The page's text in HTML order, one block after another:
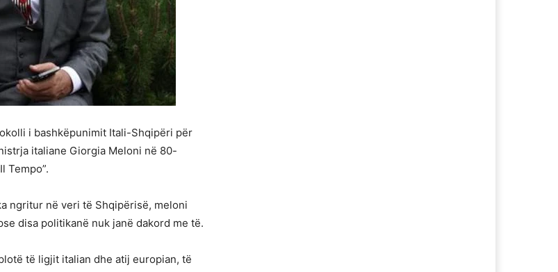
i bashkëpunimit Itali-Shqipëri për
italiane Giorgia Meloni në 80-
Tempo”.
ngritur në veri të Shqipërisë, meloni
disa politikanë nuk janë dakord me të.
të ligjit italian dhe atij europian, të